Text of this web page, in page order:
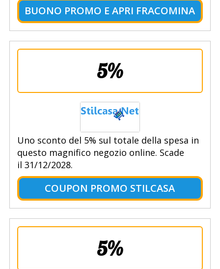
BUONO PROMO E APRI FRACOMINA
5%
Uno sconto del 5% sul totale della spesa in
questo magnifico negozio online. Scade
il 31/12/2028.
COUPON PROMO STILCASA
5%